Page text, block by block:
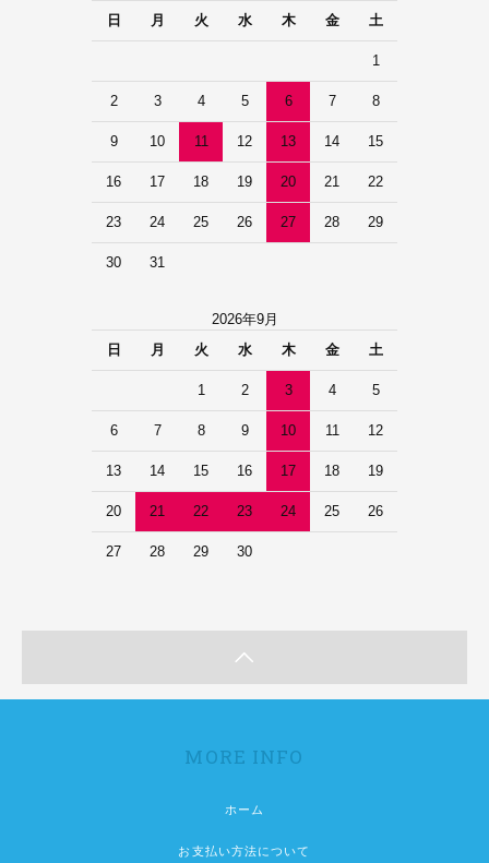
日
月 火 水 木 金 土
1
2 3 4 5 6 7 8
9 10 11 12 13 14 15
16 17 18 19 20 21 22
23 24 25 26 27 28 29
30 31
2026年9月
日
月 火 水 木 金 土
1 2 3 4 5
6 7 8 9 10 11 12
13 14 15 16 17 18 19
20 21 22 23 24 25 26
27 28 29 30
MORE INFO
ホーム
お支払い方法について